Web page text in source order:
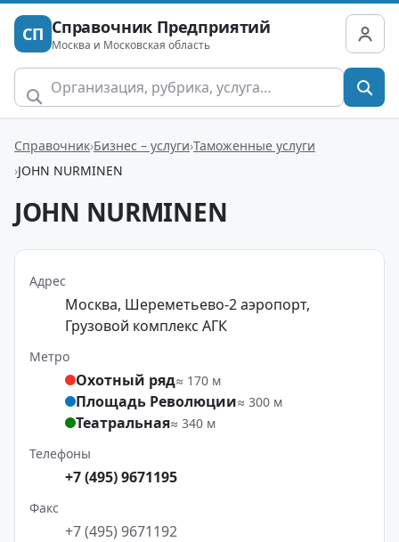
СП Справочник Предприятий
Москва и Московская область
Справочник Бизнес – услуги Таможенные услуги
JOHN NURMINEN
JOHN NURMINEN
Адрес
Москва, Шереметьево-2 аэропорт,
Грузовой комплекс АГК
Метро
Охотный ряд≈ 170 м
Площадь Революции≈ 300 м
Театральная≈ 340 м
Телефоны
+7 (495) 9671195
Факс
+7 (495) 9671192